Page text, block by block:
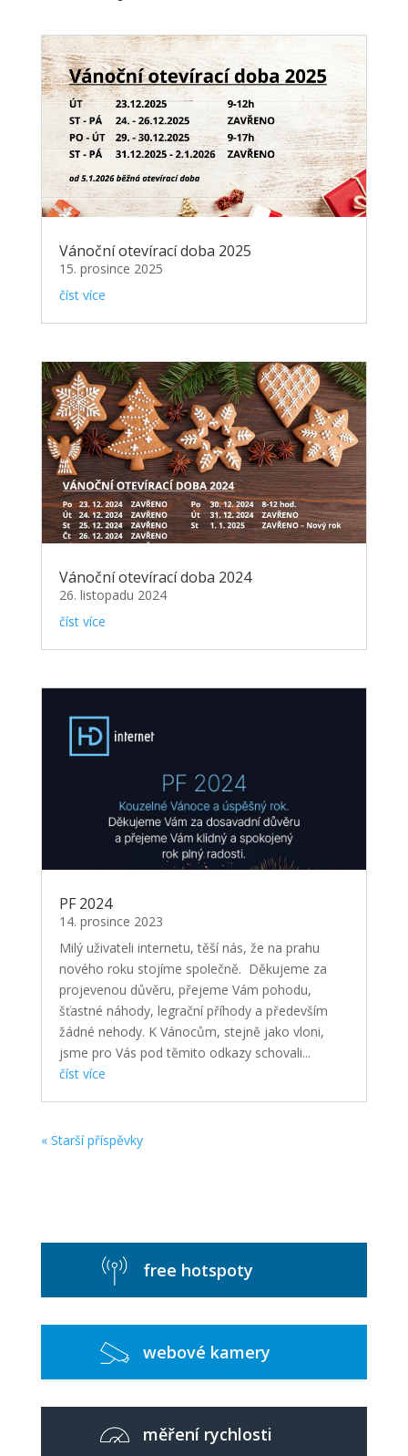
Vánoční otevírací doba 2025
15. prosince 2025
číst více
Vánoční otevírací doba 2024
26. listopadu 2024
číst více
PF 2024
14. prosince 2023
Milý uživateli internetu, těší nás, že na prahu
nového roku stojíme společně. Děkujeme za
projevenou důvěru, přejeme Vám pohodu,
šťastné náhody, legrační příhody a především
žádné nehody. K Vánocům, stejně jako vloni,
jsme pro Vás pod těmito odkazy schovali...
číst více
« Starší příspěvky
free hotspoty
webové kamery
měření rychlosti